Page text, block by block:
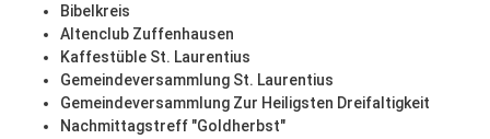
Bibelkreis
Altenclub Zuffenhausen
Kaffestüble St. Laurentius
Gemeindeversammlung St. Laurentius
Gemeindeversammlung Zur Heiligsten Dreifaltigkeit
Nachmittagstreff "Goldherbst"